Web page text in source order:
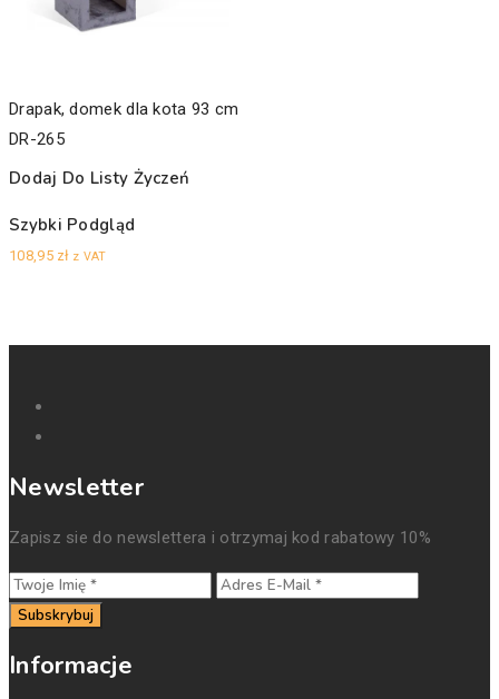
Drapak, domek dla kota 93 cm
DR-265
Dodaj Do Listy Życzeń
Szybki Podgląd
108,95 zł z VAT
Newsletter
Zapisz sie do newslettera i otrzymaj kod rabatowy 10%
Subskrybuj
Informacje